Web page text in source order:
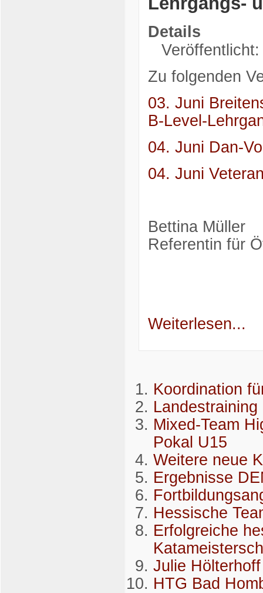
Details
Zu folgenden
03. Juni
B-Level-
04. Juni Dan-
04. Juni
Bettina Müller
Referentin für
Weiterlesen...
Koordination
Mixed-Team
Pokal U15
Weitere neue
Ergebnisse
Hessische
Erfolgreiche
Julie
HTG Bad